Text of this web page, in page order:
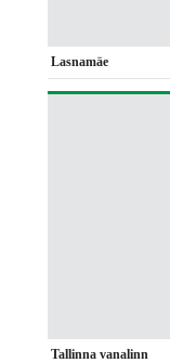
Lasnamäe
Tallinna vanalinn